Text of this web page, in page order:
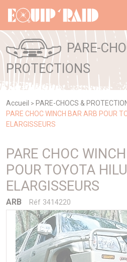
PARE-
PROTECTIONS
Accueil > PARE-CHOCS &
PARE CHOC WINCH BAR ARB POUR
ELARGISSEURS
PARE CHOC
POUR TOYOTA
ELARGISSEURS
ARB Réf 3414220
Panneau de gestion des cookies